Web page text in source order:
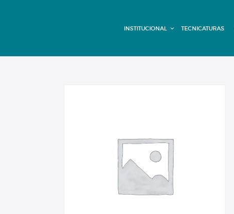
INSTITUCIONAL TECNICATURAS
DOMÍNICO
CONTACTO